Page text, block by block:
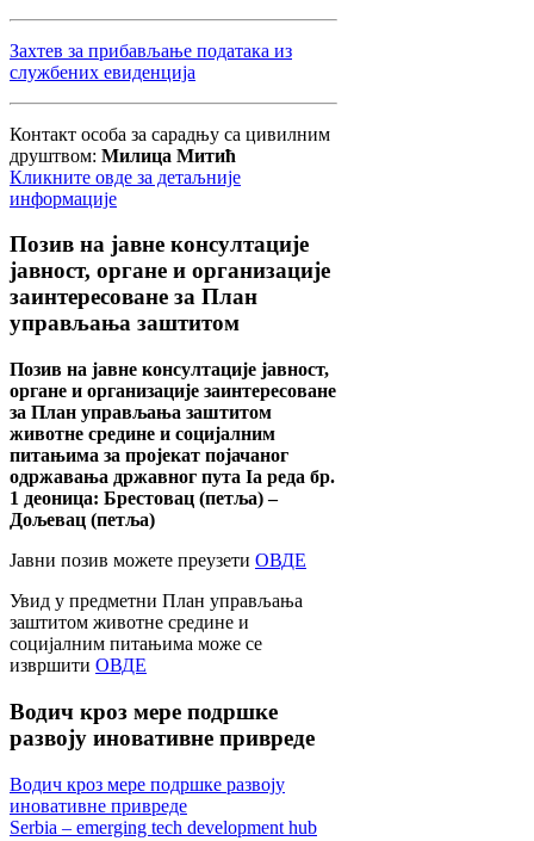
Захтев за прибављање података из
службених евиденција
Контакт особа за сарадњу са цивилним
друштвом: Милица Митић
Кликните овде за детаљније
информације
Позив на јавне консултације
јавност, органе и организације
заинтересоване за План
управљања заштитом
Позив на јавне консултације јавност,
органе и организације заинтересоване
за План управљања заштитом
животне средине и социјалним
питањима за пројекат појачаног
одржавања државног пута Ia реда бр.
1 деоница: Брестовац (петља) –
Дољевац (петља)
Јавни позив можете преузети ОВДЕ
Увид у предметни План управљања
заштитом животне средине и
социјалним питањима може се
извршити ОВДЕ
Водич кроз мере подршке
развоју иновативне привреде
Водич кроз мере подршке развоју
иновативне привреде
Serbia – emerging tech development hub